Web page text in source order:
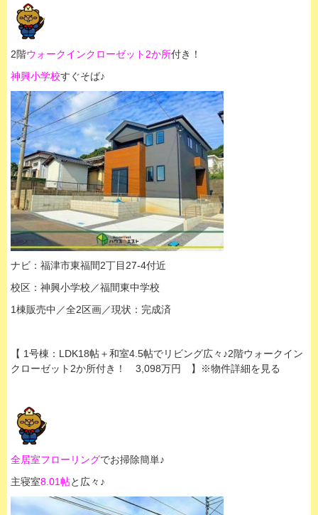
2階ウォークインクローゼット2か所付き！
神興小学校すぐそば♪
ナビ：福津市東福間2丁目27-4付近
校区：神興小学校／福間東中学校
1棟販売中／全2区画／現状：完成済
【 1号棟：LDK18帖＋和室4.5帖でリビング広々♪2階ウォークイン
クローゼット2か所付き！ 3,098万円 】※物件詳細を見る
全居室フローリングでお掃除簡単♪
主寝室8.01帖と広々♪